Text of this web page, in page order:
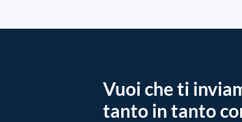
Vuoi che ti
tanto in tanto